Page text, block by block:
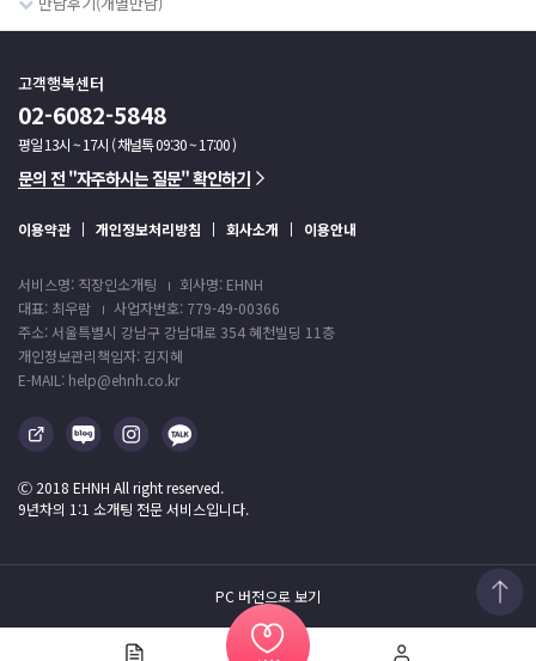
고객행복센터
02-6082-5848
평일 13시 ~ 17시 ( 채널톡 09:30 ~ 17:00 )
문의 전 "자주하시는 질문" 확인하기
이용약관 개인정보처리방침 회사소개 이용안내
서비스명: 직장인소개팅
회사명: EHNH
대표: 최우람
사업자번호: 779-49-00366
주소: 서울특별시 강남구 강남대로 354 혜천빌딩 11층
개인정보관리책임자: 김지혜
E-MAIL: help@ehnh.co.kr
Ⓒ 2018 EHNH All right reserved.
9년차의 1:1 소개팅 전문 서비스입니다.
PC 버전으로 보기